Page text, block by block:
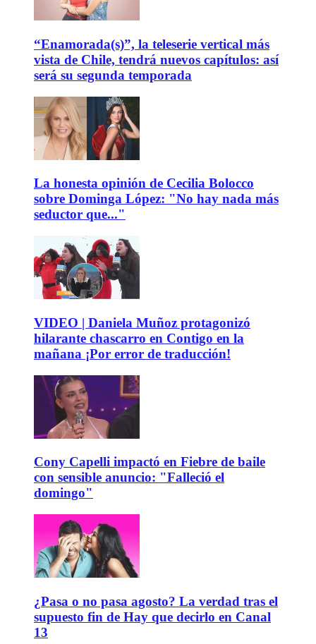
“Enamorada(s)”, la teleserie vertical más
vista de Chile, tendrá nuevos capítulos: así
será su segunda temporada
La honesta opinión de Cecilia Bolocco
sobre Dominga López: "No hay nada más
seductor que..."
VIDEO | Daniela Muñoz protagonizó
hilarante chascarro en Contigo en la
mañana ¡Por error de traducción!
Cony Capelli impactó en Fiebre de baile
con sensible anuncio: "Falleció el
domingo"
¿Pasa o no pasa agosto? La verdad tras el
supuesto fin de Hay que decirlo en Canal
13